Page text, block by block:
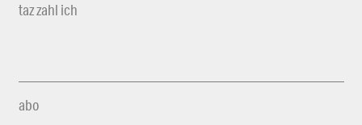
taz zahl ich
abo